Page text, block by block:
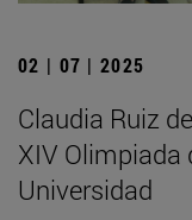
02 | 07 | 2025
Claudia Ruiz
XIV Olimpiada
Universidad